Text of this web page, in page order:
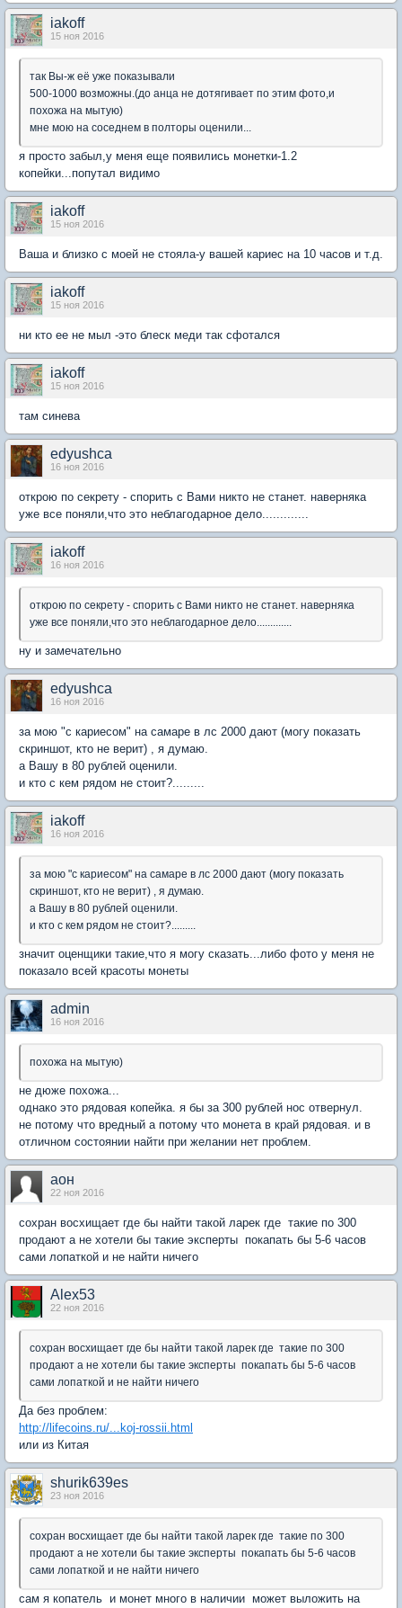
iakoff
15 ноя 2016
так Вы-ж её уже показывали
500-1000 возможны.(до анца не дотягивает по этим фото,и
похожа на мытую)
мне мою на соседнем в полторы оценили...
я просто забыл,у меня еще появились монетки-1.2
копейки...попутал видимо
iakoff
15 ноя 2016
Ваша и близко с моей не стояла-у вашей кариес на 10 часов и т.д.
iakoff
15 ноя 2016
ни кто ее не мыл -это блеск меди так сфотался
iakoff
15 ноя 2016
там синева
edyushca
16 ноя 2016
открою по секрету - спорить с Вами никто не станет. наверняка
уже все поняли,что это неблагодарное дело.............
iakoff
16 ноя 2016
открою по секрету - спорить с Вами никто не станет. наверняка
уже все поняли,что это неблагодарное дело.............
ну и замечательно
edyushca
16 ноя 2016
за мою "с кариесом" на самаре в лс 2000 дают (могу показать
скриншот, кто не верит) , я думаю.
а Вашу в 80 рублей оценили.
и кто с кем рядом не стоит?.........
iakoff
16 ноя 2016
за мою "с кариесом" на самаре в лс 2000 дают (могу показать
скриншот, кто не верит) , я думаю.
а Вашу в 80 рублей оценили.
и кто с кем рядом не стоит?.........
значит оценщики такие,что я могу сказать...либо фото у меня не
показало всей красоты монеты
admin
16 ноя 2016
похожа на мытую)
не дюже похожа...
однако это рядовая копейка. я бы за 300 рублей нос отвернул.
не потому что вредный а потому что монета в край рядовая. и в
отличном состоянии найти при желании нет проблем.
аон
22 ноя 2016
сохран восхищает где бы найти такой ларек где такие по 300
продают а не хотели бы такие эксперты покапать бы 5-6 часов
сами лопаткой и не найти ничего
Alex53
22 ноя 2016
сохран восхищает где бы найти такой ларек где такие по 300
продают а не хотели бы такие эксперты покапать бы 5-6 часов
сами лопаткой и не найти ничего
Да без проблем:
http://lifecoins.ru/...koj-rossii.html
или из Китая
shurik639es
23 ноя 2016
сохран восхищает где бы найти такой ларек где такие по 300
продают а не хотели бы такие эксперты покапать бы 5-6 часов
сами лопаткой и не найти ничего
сам я копатель и монет много в наличии может выложить на